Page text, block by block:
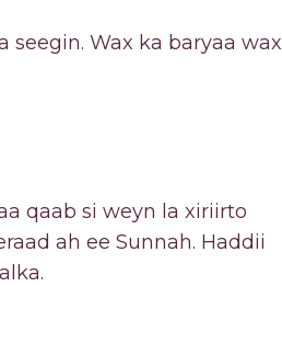
seegin. Wax ka baryaa wax
qaab si weyn la xiriirto
ah ee Sunnah. Haddii